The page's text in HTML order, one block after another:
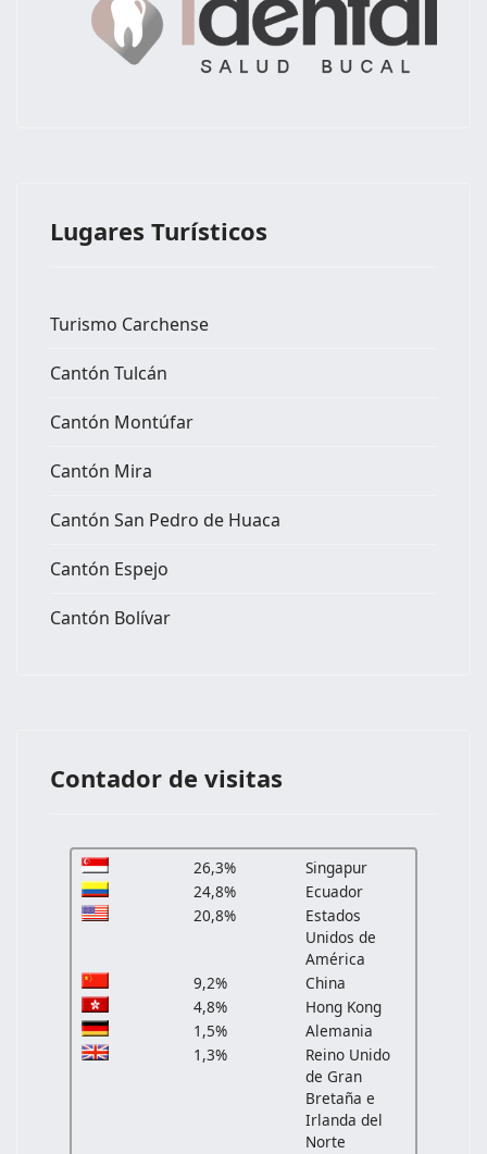
Lugares Turísticos
Turismo Carchense
Cantón Tulcán
Cantón Montúfar
Cantón Mira
Cantón San Pedro de Huaca
Cantón Espejo
Cantón Bolívar
Contador de visitas
26,3%
Singapur
24,8%
Ecuador
20,8%
Estados
Unidos de
América
9,2%
China
4,8%
Hong Kong
1,5%
Alemania
1,3%
Reino Unido
de Gran
Bretaña e
Irlanda del
Norte